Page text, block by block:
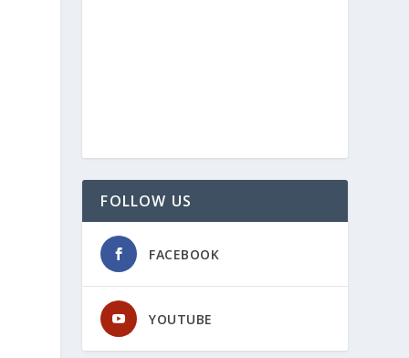
FOLLOW US
FACEBOOK
YOUTUBE